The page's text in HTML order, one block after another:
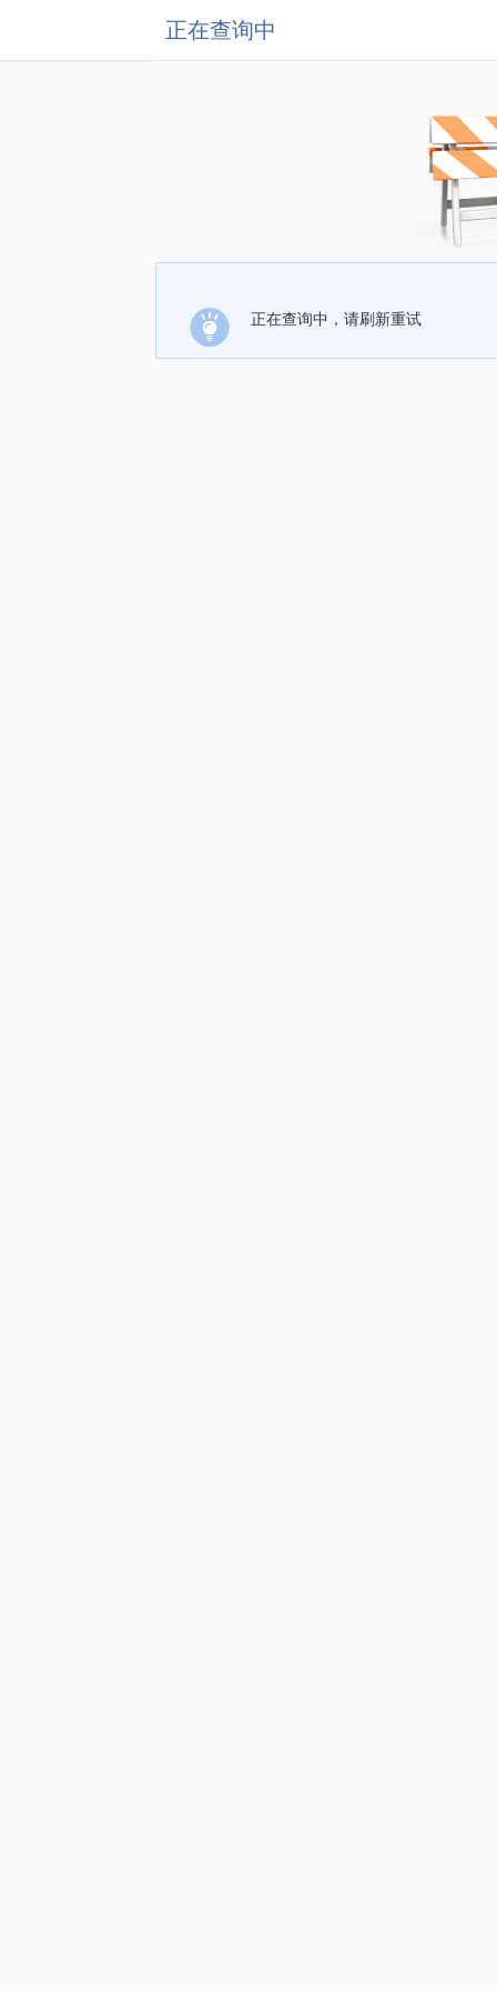
正在查询中
正在查询中，请刷新重试